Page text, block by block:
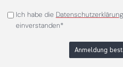
Ich habe die Datenschutzerklärung
einverstanden*
Anmeldung